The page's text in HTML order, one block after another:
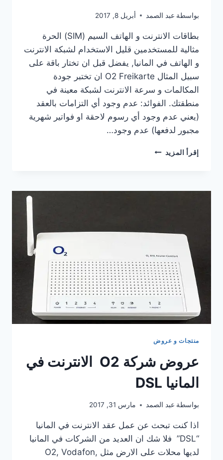
بواسطة عبد الصمد أبريل 8, 2017
بطاقات الانترنت و الهاتف السيم (SIM) الحرة
مثالية للمستخدمين قليل الاستخدام لشبكة الانترنت
و الهاتف في المانيا, يفضل قبل ان تختار باقة على
سبيل المثال O2 Freikarte ان تختبر جودة
المكالمات و سرعة الانترنت لشبكة معينة في
منطقتك. الفوائد: عدم وجود أي التزامات بالعقد
(يعني عدم وجود أي رسوم لاحقة او فواتير شهرية
مجبور لدفعها) عدم وجود…
إقرأ المزيد بطاقات
المجانية
المانيا
SIM
KARTEN
منتجات و عروض
عروض شركة O2 الانترنت في
المانيا DSL
بواسطة عبد الصمد مارس 31, 2017
اذا كنت تبحث عن عمل عقد الانترنت في المانيا
“DSL” فلا شك ان العديد من الشركات في المانيا
لديها محلات على الارض مثل O2, Vodafon,